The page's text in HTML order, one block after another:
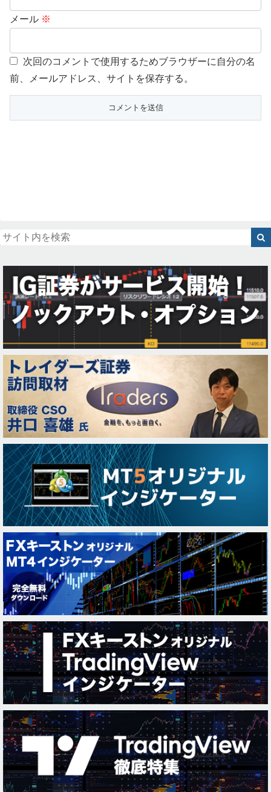
メール ※
次回のコメントで使用するためブラウザーに自分の名
前、メールアドレス、サイトを保存する。